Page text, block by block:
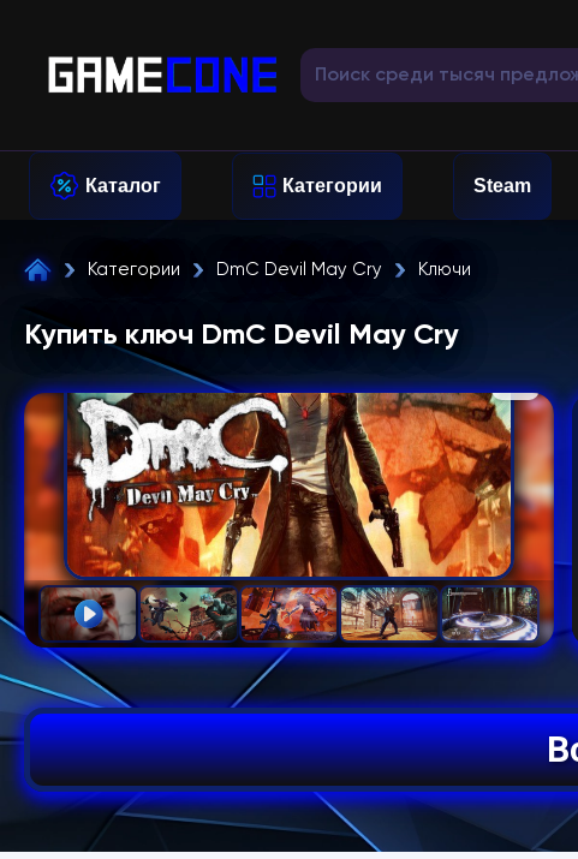
Каталог Категории Steam
Категории DmC Devil May Cry Ключи
Купить ключ DmC Devil May Cry